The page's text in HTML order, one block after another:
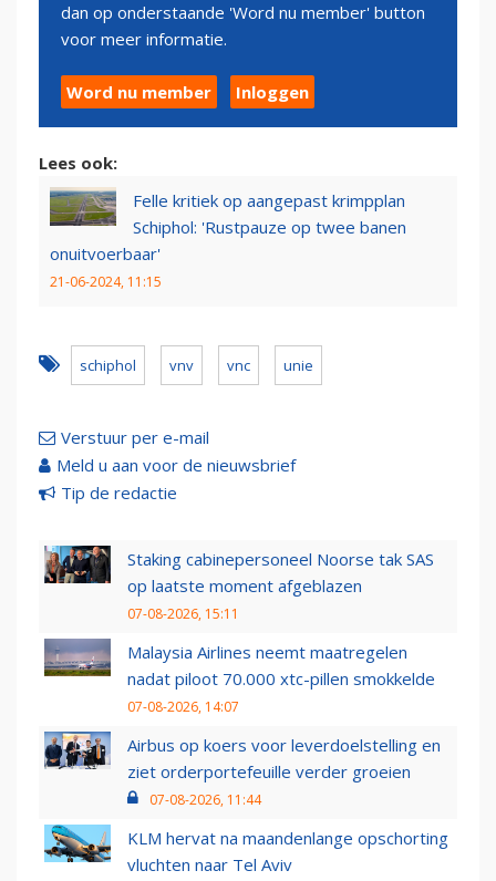
dan op onderstaande 'Word nu member' button
voor meer informatie.
Word nu member Inloggen
Lees ook:
Felle kritiek op aangepast krimpplan
Schiphol: 'Rustpauze op twee banen
onuitvoerbaar'
21-06-2024, 11:15
schiphol vnv vnc unie
Verstuur per e-mail
Meld u aan voor de nieuwsbrief
Tip de redactie
Staking cabinepersoneel Noorse tak SAS
op laatste moment afgeblazen
07-08-2026, 15:11
Malaysia Airlines neemt maatregelen
nadat piloot 70.000 xtc-pillen smokkelde
07-08-2026, 14:07
Airbus op koers voor leverdoelstelling en
ziet orderportefeuille verder groeien
07-08-2026, 11:44
KLM hervat na maandenlange opschorting
vluchten naar Tel Aviv